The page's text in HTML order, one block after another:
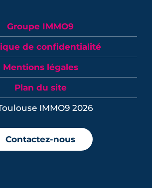
Groupe IMMO9
de confidentialité
Mentions légales
Plan du site
IMMO9 2026
Contactez-nous